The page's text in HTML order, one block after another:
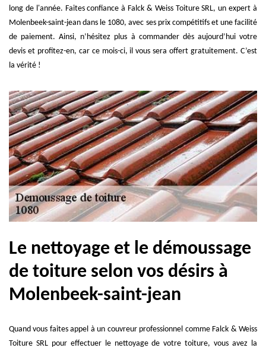
long de l'année. Faites confiance à Falck & Weiss Toiture SRL, un expert à
Molenbeek-saint-jean dans le 1080, avec ses prix compétitifs et une facilité
de paiement. Ainsi, n’hésitez plus à commander dès aujourd’hui votre
devis et profitez-en, car ce mois-ci, il vous sera offert gratuitement. C’est
la vérité !
Le nettoyage et le démoussage
de toiture selon vos désirs à
Molenbeek-saint-jean
Quand vous faites appel à un couvreur professionnel comme Falck & Weiss
Toiture SRL pour effectuer le nettoyage de votre toiture, vous avez la